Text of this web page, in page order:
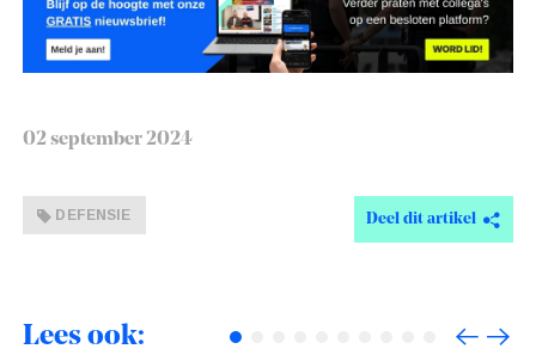
02 september 2024
DEFENSIE Deel dit artikel
Lees ook: